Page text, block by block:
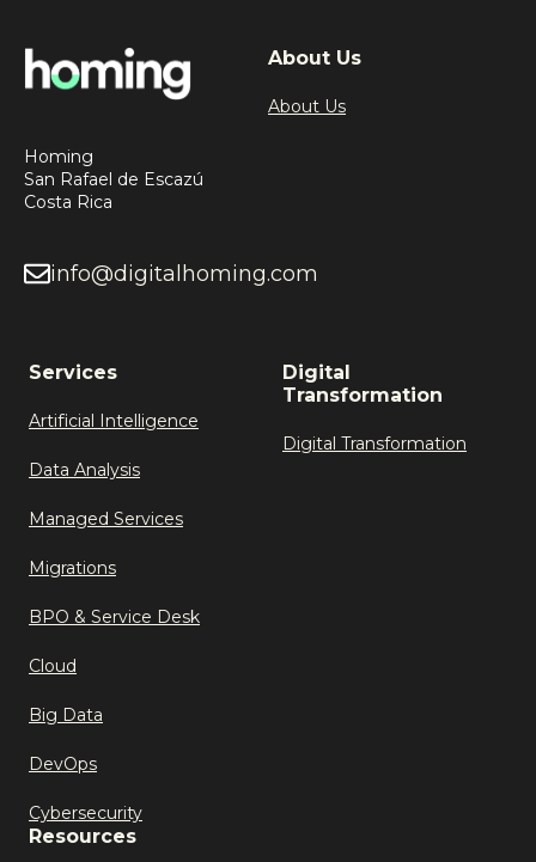
Homing
San Rafael de Escazú
Costa Rica
info@digitalhoming.com
About Us
About Us
Services
Artificial Intelligence
Data Analysis
Managed Services
Migrations
BPO & Service Desk
Cloud
Big Data
DevOps
Cybersecurity
Digital
Transformation
Digital Transformation
Resources